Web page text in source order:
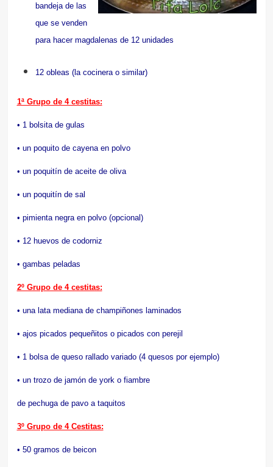
bandeja de las
que se venden
para hacer magdalenas de 12 unidades
12 obleas (la cocinera o similar)
1ª Grupo de 4 cestitas:
• 1 bolsita de gulas
• un poquito de cayena en polvo
• un poquitín de aceite de oliva
• un poquitín de sal
• pimienta negra en polvo (opcional)
• 12 huevos de codorniz
• gambas peladas
2º Grupo de 4 cestitas:
• una lata mediana de champiñones laminados
• ajos picados pequeñitos o picados con perejil
• 1 bolsa de queso rallado variado (4 quesos por ejemplo)
• un trozo de jamón de york o fiambre
de pechuga de pavo a taquitos
3º Grupo de 4 Cestitas:
• 50 gramos de beicon